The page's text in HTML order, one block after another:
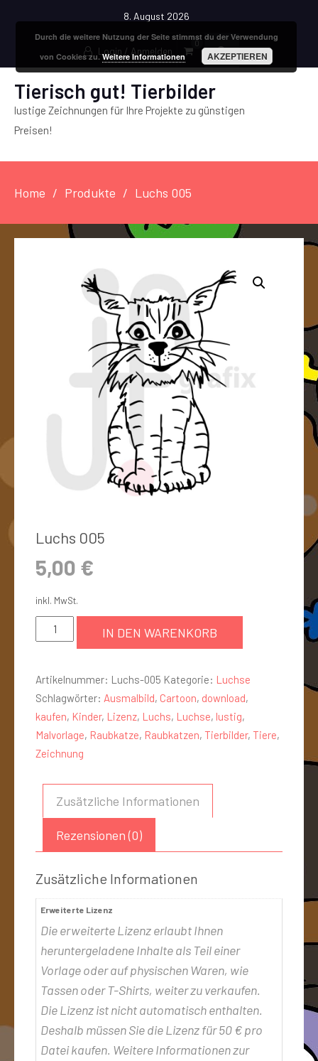
8. August 2026
Login / Anmelden
0
Tierisch gut! Tierbilder
lustige Zeichnungen für Ihre Projekte zu günstigen
Preisen!
Home Produkte Luchs 005
Luchs 005
5,00 €
inkl. MwSt.
IN DEN WARENKORB
Artikelnummer: Luchs-005 Kategorie: Luchse
Schlagwörter: Ausmalbild, Cartoon, download,
kaufen, Kinder, Lizenz, Luchs, Luchse, lustig,
Malvorlage, Raubkatze, Raubkatzen, Tierbilder, Tiere,
Zeichnung
Zusätzliche Informationen
Rezensionen (0)
Zusätzliche Informationen
Erweiterte Lizenz
Die erweiterte Lizenz erlaubt Ihnen
heruntergeladene Inhalte als Teil einer
Vorlage oder auf physischen Waren, wie
Tassen oder T-Shirts, weiter zu verkaufen.
Die Lizenz ist nicht automatisch enthalten.
Deshalb müssen Sie die Lizenz für 50 € pro
Datei kaufen. Weitere Informationen zur
Durch die weitere Nutzung der Seite stimmst du der Verwendung
von Cookies zu.Weitere Informationen AKZEPTIEREN